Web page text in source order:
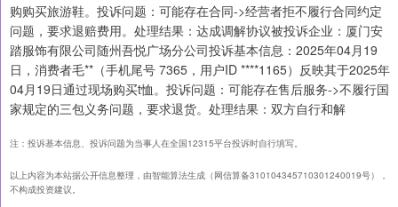
购购买旅游鞋。投诉问题：可能存在合同->经营者拒不履行合同约定
问题，要求退赔费用。处理结果：达成调解协议被投诉企业：厦门安
踏服饰有限公司随州吾悦广场分公司投诉基本信息：2025年04月19
日，消费者毛**（手机尾号 7365，用户ID ****1165）反映其于2025年
04月19日通过现场购买t恤。投诉问题：可能存在售后服务->不履行国
家规定的三包义务问题，要求退货。处理结果：双方自行和解
注：投诉基本信息、投诉问题为当事人在全国12315平台投诉时自行填写。
以上内容为本站据公开信息整理，由智能算法生成（网信算备310104345710301240019号），
不构成投资建议。